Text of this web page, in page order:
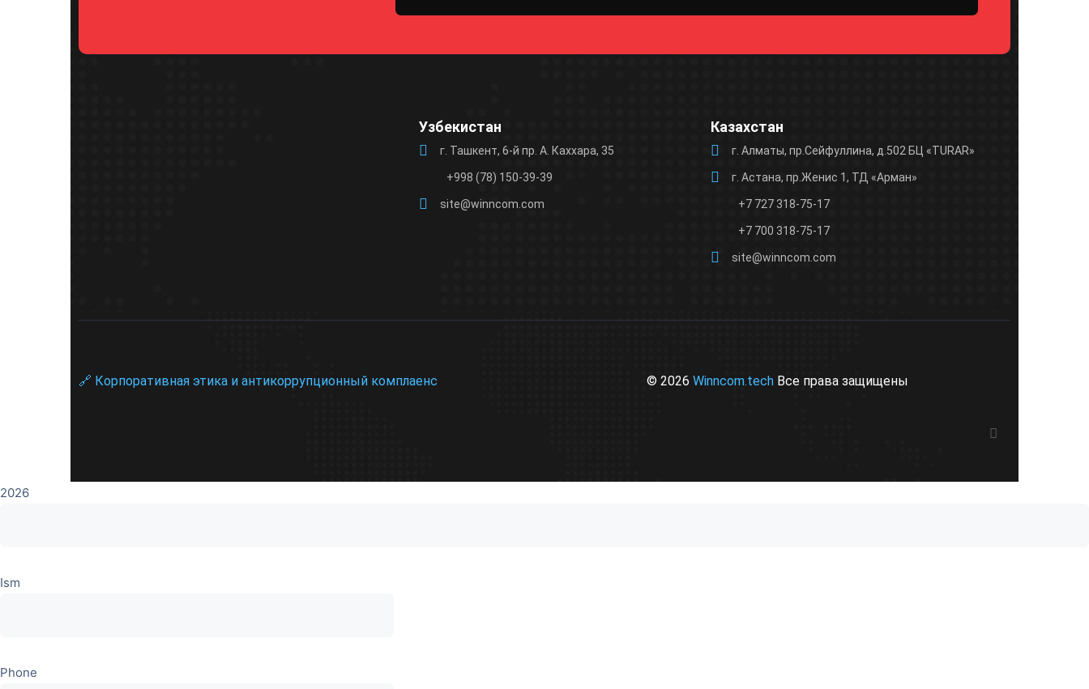
empty.Узбекистан
г. Ташкент, 6-й пр. А. Каххара, 35
+998 (78) 150-39-39
site@winncom.com
Казахстан
г. Алматы, пр.Сейфуллина, д.502 БЦ «TURAR»
г. Астана, пр.Женис 1, ТД «Арман»
+7 727 318-75-17
+7 700 318-75-17
site@winncom.com
🔗 Корпоративная этика и антикоррупционный комплаенс © 2026 Winncom.tech Все права защищены
2026
Ism
Phone